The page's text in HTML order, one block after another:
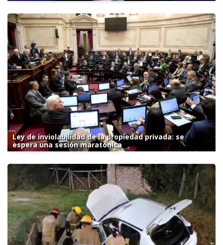
Ley de inviolabilidad de la propiedad privada: se
espera una sesión maratónica